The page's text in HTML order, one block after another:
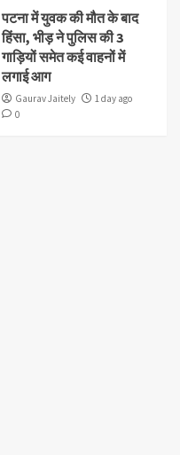
पटना में युवक की मौत के बाद
हिंसा, भीड़ ने पुलिस की 3
गाड़ियों समेत कई वाहनों में
लगाई आग
Gaurav Jaitely
1 day ago
0